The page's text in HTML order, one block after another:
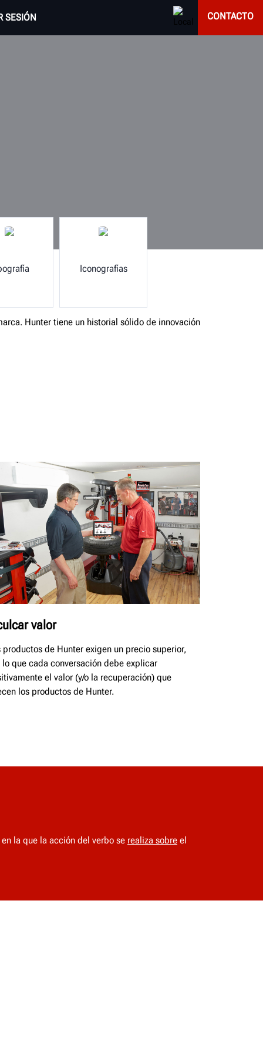
SESIÓN CONTACTO
Iconografías
Hunter tiene un historial sólido de innovación
valor
productos de Hunter exigen un precio superior,
lo que cada conversación debe explicar
el valor (y/o la recuperación) que
los productos de Hunter.
en la que la acción del verbo se realiza sobre el